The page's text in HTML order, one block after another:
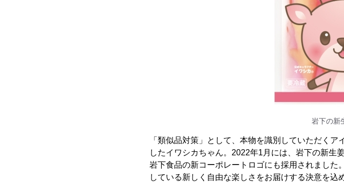
岩下の新
「類似品対策」として、本物を識別していただく
したイワシカちゃん。2022年1月には、岩下の新生
岩下食品の新コーポレートロゴにも採用されまし
している新しく自由な楽しさをお届けする決意を込